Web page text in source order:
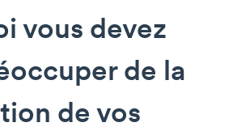
vous devez
de la
de vos